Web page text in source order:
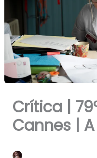
Crítica |
Cannes |